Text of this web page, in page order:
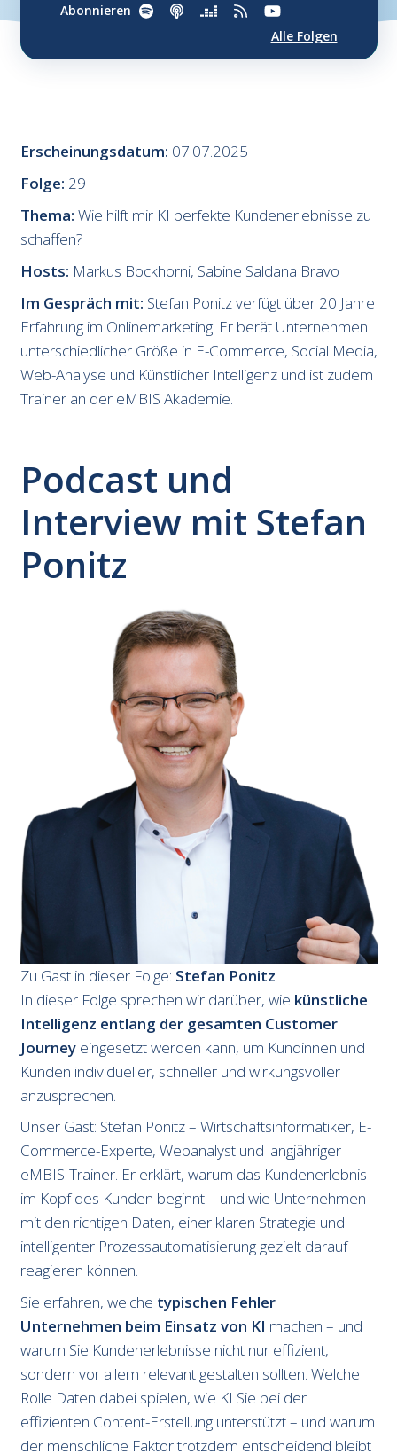
Abonnieren
Alle Folgen
Erscheinungsdatum: 07.07.2025
Folge: 29
Thema: Wie hilft mir KI perfekte Kundenerlebnisse zu
schaffen?
Hosts: Markus Bockhorni, Sabine Saldana Bravo
Im Gespräch mit: Stefan Ponitz verfügt über 20 Jahre
Erfahrung im Onlinemarketing. Er berät Unternehmen
unterschiedlicher Größe in E-Commerce, Social Media,
Web-Analyse und Künstlicher Intelligenz und ist zudem
Trainer an der eMBIS Akademie.
Podcast und
Interview mit Stefan
Ponitz
Zu Gast in dieser Folge: Stefan Ponitz
In dieser Folge sprechen wir darüber, wie künstliche
Intelligenz entlang der gesamten Customer
Journeyeingesetzt werden kann, um Kundinnen und
Kunden individueller, schneller und wirkungsvoller
anzusprechen.
Unser Gast: Stefan Ponitz – Wirtschaftsinformatiker, E-
Commerce-Experte, Webanalyst und langjähriger
eMBIS-Trainer. Er erklärt, warum das Kundenerlebnis
im Kopf des Kunden beginnt – und wie Unternehmen
mit den richtigen Daten, einer klaren Strategie und
intelligenter Prozessautomatisierung gezielt darauf
reagieren können.
Sie erfahren, welche typischen Fehler
Unternehmen beim Einsatz von KI machen – und
warum Sie Kundenerlebnisse nicht nur effizient,
sondern vor allem relevant gestalten sollten. Welche
Rolle Daten dabei spielen, wie KI Sie bei der
effizienten Content-Erstellung unterstützt – und warum
der menschliche Faktor trotzdem entscheidend bleibt